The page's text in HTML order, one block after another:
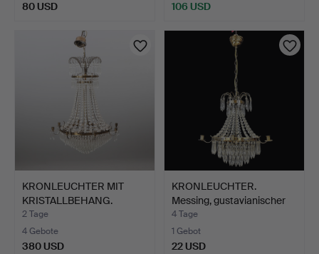
80 USD 106 USD
KRONLEUCHTER MIT
KRISTALLBEHANG.
Messingge…
2 Tage
4 Gebote
380 USD
KRONLEUCHTER.
Messing, gustavianischer
Sti…
4 Tage
1 Gebot
22 USD